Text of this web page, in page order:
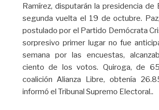
Ramírez, disputarán la presidencia de
segunda vuelta el 19 de octubre.
postulado por el Partido Demócrata
sorpresivo primer lugar no fue
semana por las encuestas,
ciento de los votos. Quiroga, de
coalición Alianza Libre, obtenía
informó el Tribunal Supremo Electoral..